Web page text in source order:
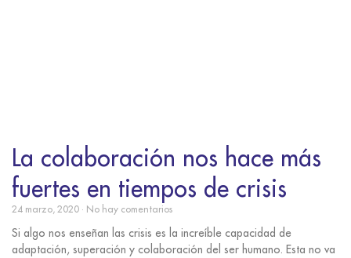
La colaboración nos hace más
fuertes en tiempos de crisis
24 marzo, 2020 No hay comentarios
Si algo nos enseñan las crisis es la increíble capacidad de
adaptación, superación y colaboración del ser humano. Esta no va